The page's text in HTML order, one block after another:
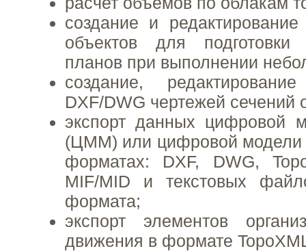
создание и редактирование
объектов для подготовки
планов при выполнении
создание,
DXF/DWG чертежей сечений
экспорт данных цифровой
(ЦММ) или цифровой
форматах: DXF, DWG,
MIF/MID и текстовых
формата;
экспорт элементов
движения в формате